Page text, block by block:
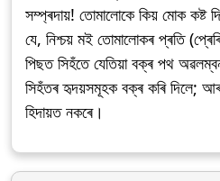
সম্প্ৰদায়! তোমালোকে কিয় মোক কষ্ট
যে, নিশ্চয় মই তোমালোকৰ প্ৰতি
পিছত সিহঁতে যেতিয়া বক্ৰ পথ
সিহঁতৰ হৃদয়সমূহক বক্ৰ কৰি দিলে;
হিদায়ত নকৰে।